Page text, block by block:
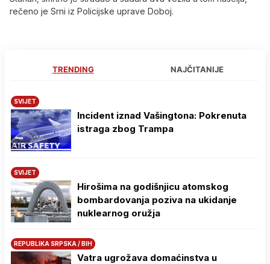
rečeno je Srni iz Policijske uprave Doboj.
TRENDING NAJČITANIJE
SVIJET
Incident iznad Vašingtona: Pokrenuta
istraga zbog Trampa
SVIJET
Hirošima na godišnjicu atomskog
bombardovanja poziva na ukidanje
nuklearnog oružja
REPUBLIKA SRPSKA / BIH
Vatra ugrožava domaćinstva u